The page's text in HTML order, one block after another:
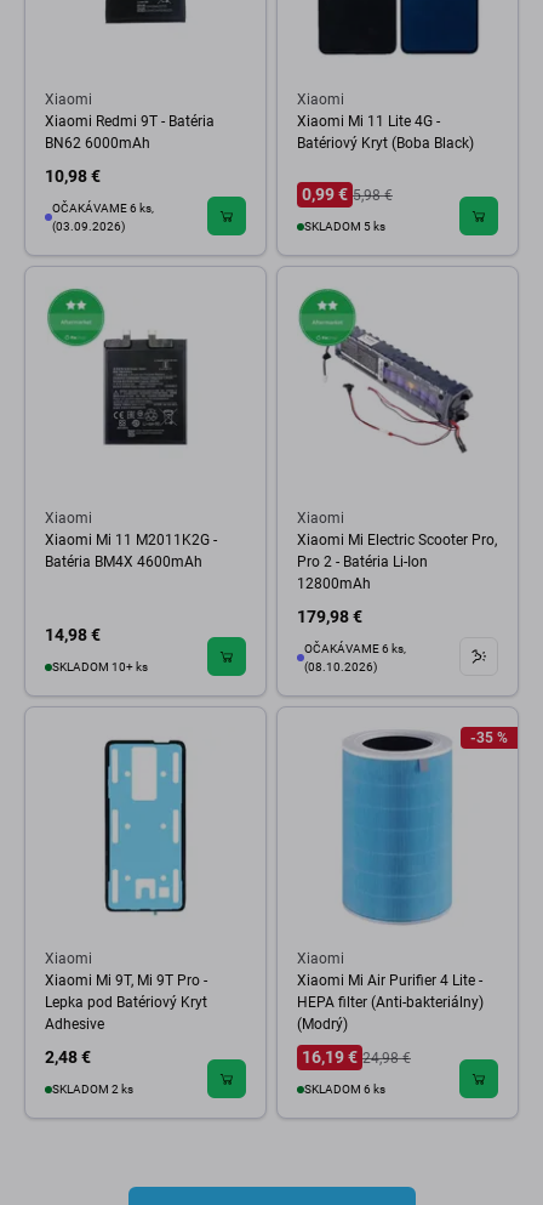
Xiaomi
Xiaomi Redmi 9T - Batéria
BN62 6000mAh
10,98 €
OČAKÁVAME 6 ks,
(03.09.2026)
Xiaomi
Xiaomi Mi 11 Lite 4G -
Batériový Kryt (Boba Black)
0,99 € 5,98 €
SKLADOM 5 ks
Xiaomi
Xiaomi Mi 11 M2011K2G -
Batéria BM4X 4600mAh
14,98 €
SKLADOM 10+ ks
Xiaomi
Xiaomi Mi Electric Scooter Pro,
Pro 2 - Batéria Li-Ion
12800mAh
179,98 €
OČAKÁVAME 6 ks,
(08.10.2026)
Xiaomi
Xiaomi Mi 9T, Mi 9T Pro -
Lepka pod Batériový Kryt
Adhesive
2,48 €
SKLADOM 2 ks
-35 %
Xiaomi
Xiaomi Mi Air Purifier 4 Lite -
HEPA filter (Anti-bakteriálny)
(Modrý)
16,19 € 24,98 €
SKLADOM 6 ks